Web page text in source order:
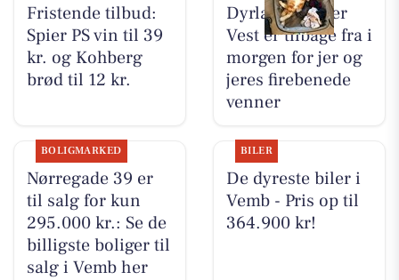
Fristende tilbud:
Spier PS vin til 39
kr. og Kohberg
brød til 12 kr.
Dyrlæge Center
Vest er tilbage fra i
morgen for jer og
jeres firebenede
venner
BOLIGMARKED
Nørregade 39 er
til salg for kun
295.000 kr.: Se de
billigste boliger til
salg i Vemb her
BILER
De dyreste biler i
Vemb - Pris op til
364.900 kr!